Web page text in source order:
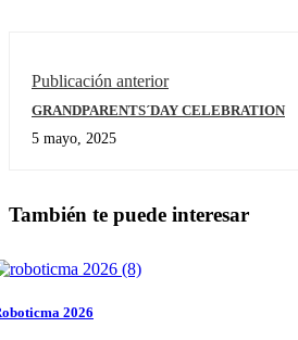
Publicación anterior
GRANDPARENTS´DAY CELEBRATION
5 mayo, 2025
También te puede interesar
2026